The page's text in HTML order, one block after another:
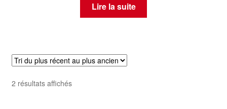
Lire la suite
2 résultats affichésTrié